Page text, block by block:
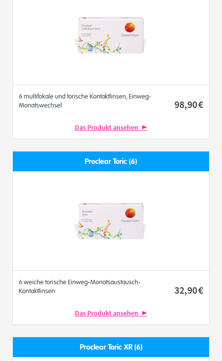
6 multifokale und torische Kontaktlinsen, Einweg-
Monatswechsel
98,90€
Das Produkt ansehen
Proclear Toric (6)
6 weiche torische Einweg-Monatsaustausch-
Kontaktlinsen
32,90€
Das Produkt ansehen
Proclear Toric XR (6)